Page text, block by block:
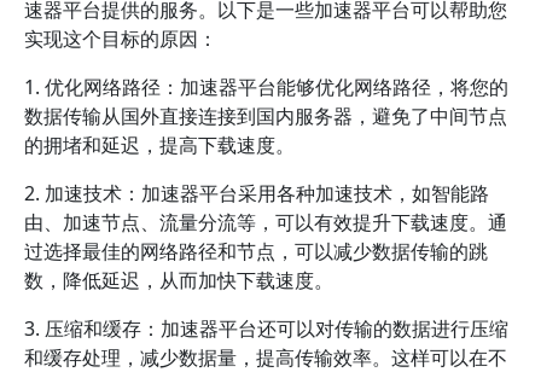
速器平台提供的服务。以下是一些加速器平台可以帮助您
实现这个目标的原因：
1. 优化网络路径：加速器平台能够优化网络路径，将您的
数据传输从国外直接连接到国内服务器，避免了中间节点
的拥堵和延迟，提高下载速度。
2. 加速技术：加速器平台采用各种加速技术，如智能路
由、加速节点、流量分流等，可以有效提升下载速度。通
过选择最佳的网络路径和节点，可以减少数据传输的跳
数，降低延迟，从而加快下载速度。
3. 压缩和缓存：加速器平台还可以对传输的数据进行压缩
和缓存处理，减少数据量，提高传输效率。这样可以在不